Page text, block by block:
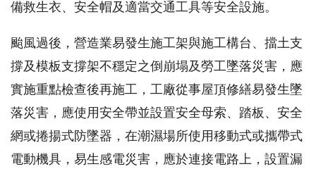
備救生衣、安全帽及適當交通工具等安全設施。
颱風過後，營造業易發生施工架與施工構台、擋土支
撐及模板支撐架不穩定之倒崩塌及勞工墜落災害，應
實施重點檢查後再施工，工廠從事屋頂修繕易發生墜
落災害，應使用安全帶並設置安全母索、踏板、安全
網或捲揚式防墜器，在潮濕場所使用移動式或攜帶式
電動機具，易生感電災害，應於連接電路上，設置漏